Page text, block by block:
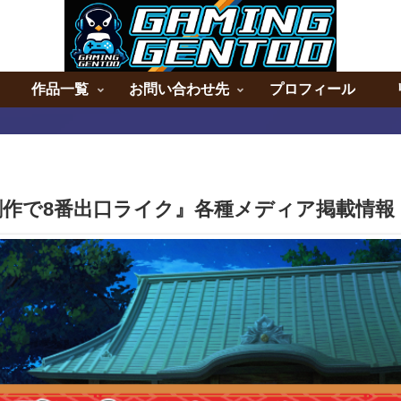
作品一覧 お問い合わせ先 プロフィール
で8番出口ライク』各種メディア掲載情報